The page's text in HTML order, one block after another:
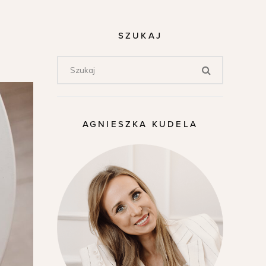
SZUKAJ
AGNIESZKA KUDELA